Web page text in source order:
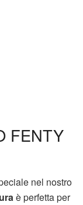
FENTY
nel nostro
è perfetta per